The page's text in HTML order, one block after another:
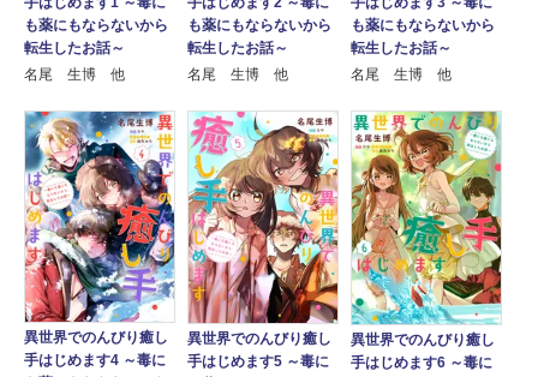
も薬にもならないから
転生したお話～
名尾 生博 他
も薬にもならないから
転生したお話～
名尾 生博 他
も薬にもならないから
転生したお話～
名尾 生博 他
異世界でのんびり癒し
手はじめます4 ～毒に
異世界でのんびり癒し
手はじめます5 ～毒に
異世界でのんびり癒し
手はじめます6 ～毒に